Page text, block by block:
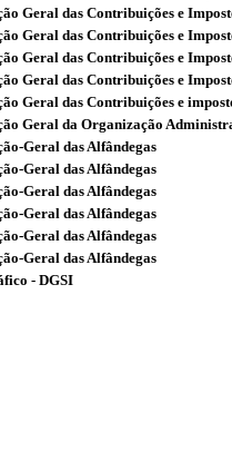
Geral das Contribuições e
Geral das Contribuições e
Geral das Contribuições e
Geral das Contribuições e
Geral das Contribuições e
Geral da Organização
Geral das Alfândegas
Geral das Alfândegas
Geral das Alfândegas
Geral das Alfândegas
Geral das Alfândegas
Geral das Alfândegas
- DGSI